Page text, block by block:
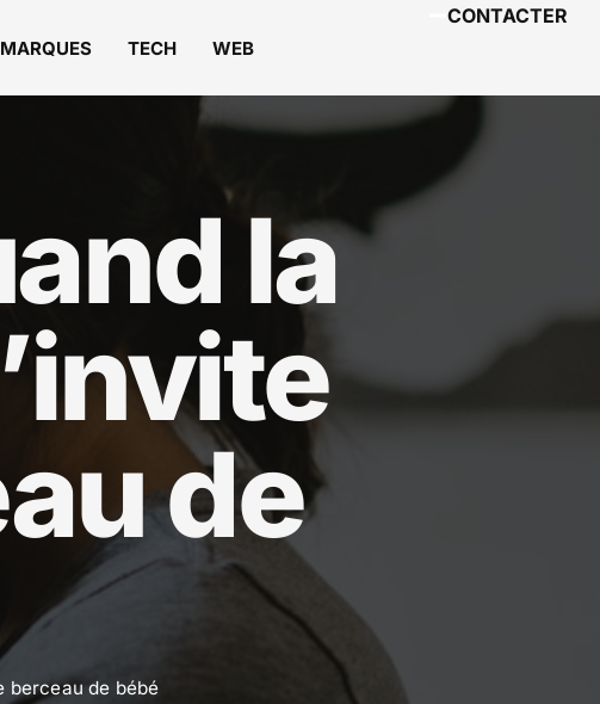
MARQUES TECH WEB
CONTACTER
la
de
berceau de bébé